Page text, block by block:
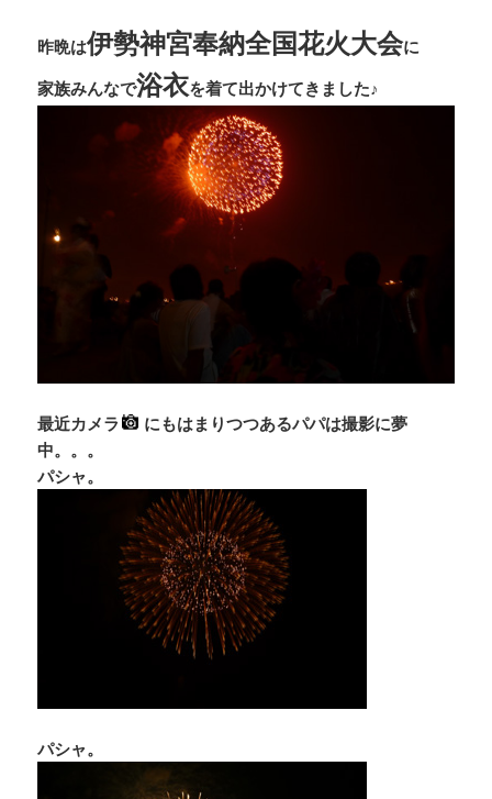
昨晩は伊勢神宮奉納全国花火大会に
家族みんなで浴衣を着て出かけてきました♪
最近カメラ
にもはまりつつあるパパは撮影に夢
中。。。
パシャ。
パシャ。